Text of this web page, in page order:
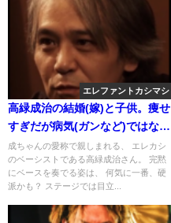
エレファントカシマシ
高緑成治の結婚(嫁)と子供。痩せ
すぎだが病気(ガンなど)ではない
(画像)。宮本との仲と関係
成ちゃんの愛称で親しまれる、 エレカシ
のベーシストである高緑成治さん。 完黙
にベースを奏でる姿は、 何気に一番、硬
派かも？ ステージでは目立...